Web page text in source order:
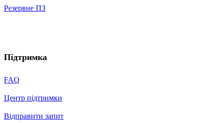
Резервне ПЗ
Підтримка
FAQ
Центр підтримки
Відправити запит